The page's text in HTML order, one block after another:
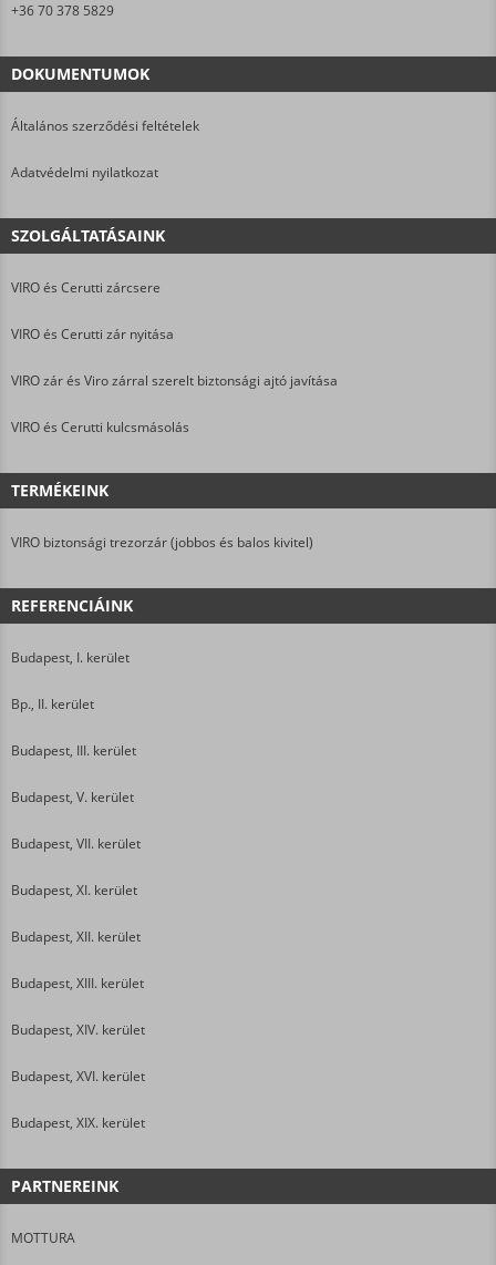
+36 70 378 5829
DOKUMENTUMOK
Általános szerződési feltételek
Adatvédelmi nyilatkozat
SZOLGÁLTATÁSAINK
VIRO és Cerutti zárcsere
VIRO és Cerutti zár nyitása
VIRO zár és Viro zárral szerelt biztonsági ajtó javítása
VIRO és Cerutti kulcsmásolás
TERMÉKEINK
VIRO biztonsági trezorzár (jobbos és balos kivitel)
REFERENCIÁINK
Budapest, I. kerület
Bp., II. kerület
Budapest, III. kerület
Budapest, V. kerület
Budapest, VII. kerület
Budapest, XI. kerület
Budapest, XII. kerület
Budapest, XIII. kerület
Budapest, XIV. kerület
Budapest, XVI. kerület
Budapest, XIX. kerület
PARTNEREINK
MOTTURA